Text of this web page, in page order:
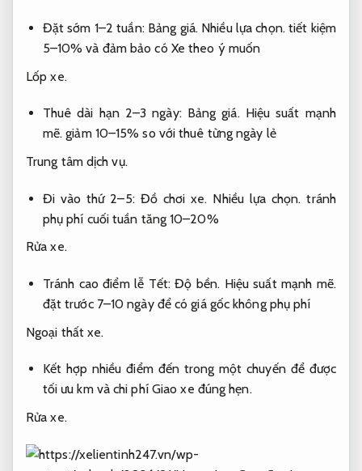
Đặt sớm 1–2 tuần: Bảng giá. Nhiều lựa chọn.tiết kiệm
5–10% và đảm bảo có Xe theo ý muốn
Lốp xe.
Thuê dài hạn 2–3 ngày: Bảng giá. Hiệu suất mạnh
mẽ. giảm 10–15% so với thuê từng ngày lẻ
Trung tâm dịch vụ.
Đi vào thứ 2–5: Đồ chơi xe. Nhiều lựa chọn. tránh
phụ phí cuối tuần tăng 10–20%
Rửa xe.
Tránh cao điểm lễ Tết:Độ bền. Hiệu suất mạnh mẽ.
đặt trước 7–10 ngày để có giá gốc không phụ phí
Ngoại thất xe.
Kết hợp nhiều điểm đến trong một chuyến để được
tối ưu km và chi phí Giao xe đúng hẹn.
Rửa xe.